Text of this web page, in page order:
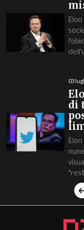
03
di